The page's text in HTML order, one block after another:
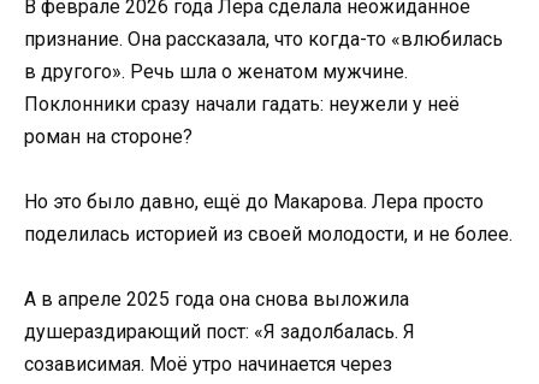
В феврале 2026 года Лера сделала неожиданное
признание. Она рассказала, что когда-то «влюбилась
в другого». Речь шла о женатом мужчине.
Поклонники сразу начали гадать: неужели у неё
роман на стороне?
Но это было давно, ещё до Макарова. Лера просто
поделилась историей из своей молодости, и не более.
А в апреле 2025 года она снова выложила
душераздирающий пост: «Я задолбалась. Я
созависимая. Моё утро начинается через